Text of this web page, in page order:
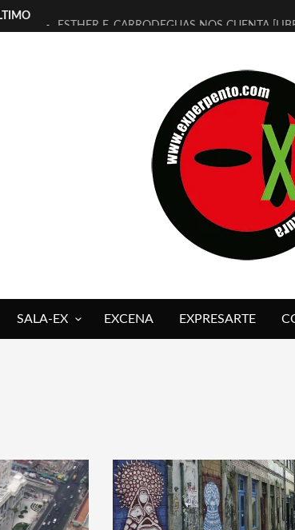
ESTHER F. CARRODEGUAS NOS CUENTA
[ELECTRA JONDA] DE JUAN GUERRERO
TIMBRE 4, LA ESCUELA DEL DIRECTOR
30 AÑOS (NO ES NADA) DE LA KATARSIS DEL
MILITARES JUDÍAS EN #EXVITA
D’BALDOMEROS REINVENTAN [BITÁCORA
MARSHALL FLASH PRESENTA EN EXVITA
JOFRE BARDAGÍ EN EXVITA INTERPRETANDO
SALA-EX EXCENA EXPRESARTE